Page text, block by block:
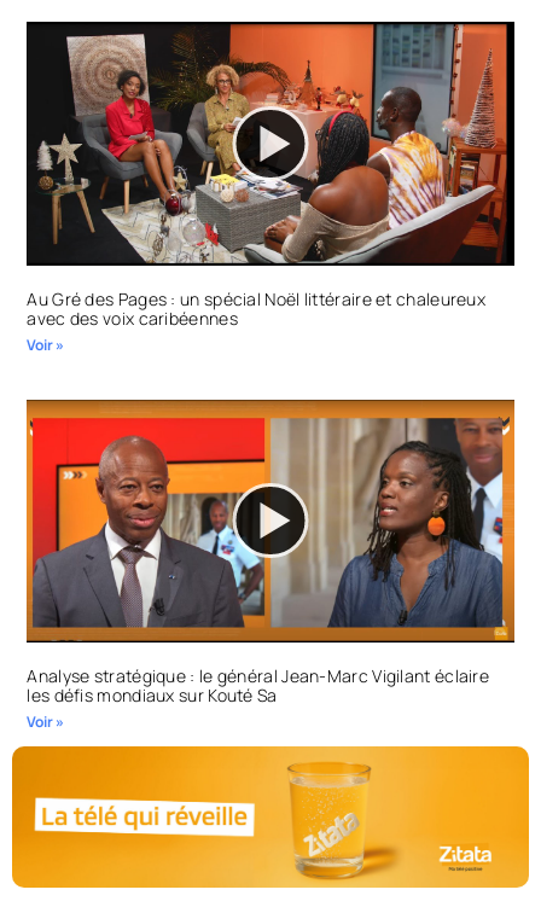
Au Gré des Pages : un spécial Noël littéraire et chaleureux
avec des voix caribéennes
Voir »
Analyse stratégique : le général Jean-Marc Vigilant éclaire
les défis mondiaux sur Kouté Sa
Voir »